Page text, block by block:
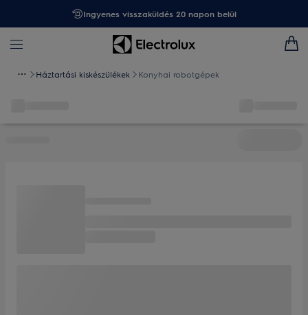
Ingyenes visszaküldés 20 napon belül
Háztartási kiskészülékek Konyhai robotgépek